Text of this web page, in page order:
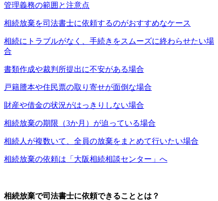
管理義務の範囲と注意点
相続放棄を司法書士に依頼するのがおすすめなケース
相続にトラブルがなく、手続きをスムーズに終わらせたい場
合
書類作成や裁判所提出に不安がある場合
戸籍謄本や住民票の取り寄せが面倒な場合
財産や借金の状況がはっきりしない場合
相続放棄の期限（3か月）が迫っている場合
相続人が複数いて、全員の放棄をまとめて行いたい場合
相続放棄の依頼は「大阪相続相談センター」へ
相続放棄で司法書士に依頼できることとは？